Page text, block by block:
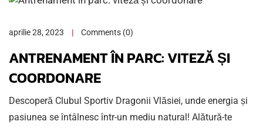
aprilie 28, 2023 Comments (0)
ANTRENAMENT ÎN PARC: VITEZĂ ȘI
COORDONARE
Descoperă Clubul Sportiv Dragonii Vlăsiei, unde energia și
pasiunea se întâlnesc într-un mediu natural! Alătură-te